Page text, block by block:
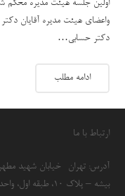
اولین جلسه هیئت مدیره محکم
واعضای هیئت مدیره آقایان
دکتر حسابی…
ادامه مطلب
ارتباط با ما
آدرس: تهران- خیابان شهید
بیشه – پلاک 10، طبقه اول، واحد 2